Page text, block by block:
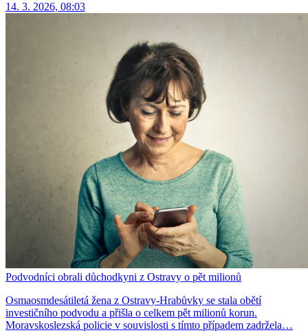
14. 3. 2026, 08:03
Podvodníci obrali důchodkyni z Ostravy o pět milionů
Osmaosmdesátiletá žena z Ostravy-Hrabůvky se stala obětí
investičního podvodu a přišla o celkem pět milionů korun.
Moravskoslezská policie v souvislosti s tímto případem zadržela…